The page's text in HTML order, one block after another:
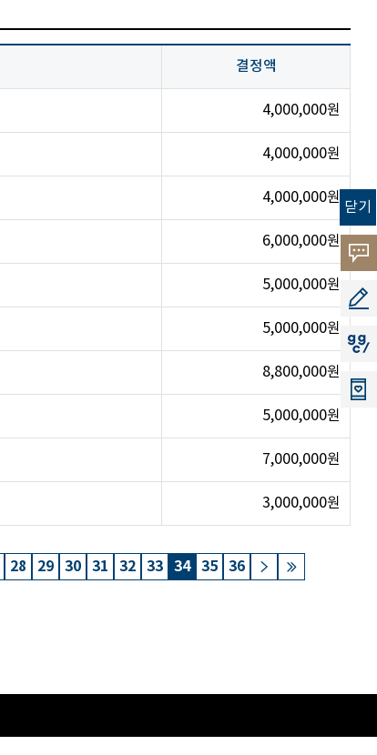
닫기
고객
소리
공모
지지
결정액
4,000,000원
4,000,000원
4,000,000원
6,000,000원
5,000,000원
5,000,000원
8,800,000원
5,000,000원
7,000,000원
3,000,000원
28 29 30 31 32 33 34 35 36